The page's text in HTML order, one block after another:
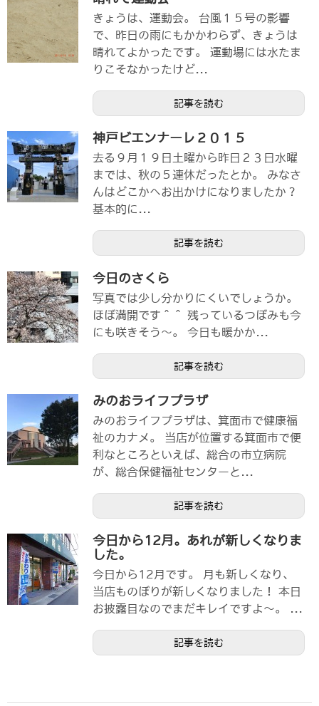
きょうは、運動会。 台風１５号の影響
で、昨日の雨にもかかわらず、きょうは
晴れてよかったです。 運動場には水たま
りこそなかったけど...
記事を読む
神戸ビエンナーレ２０１５
去る９月１９日土曜から昨日２３日水曜
までは、秋の５連休だったとか。 みなさ
んはどこかへお出かけになりましたか？
基本的に...
記事を読む
今日のさくら
写真では少し分かりにくいでしょうか。
ほぼ満開です＾＾ 残っているつぼみも今
にも咲きそう～。 今日も暖かか...
記事を読む
みのおライフプラザ
みのおライフプラザは、箕面市で健康福
祉のカナメ。 当店が位置する箕面市で便
利なところといえば、総合の市立病院
が、総合保健福祉センターと...
記事を読む
今日から12月。あれが新しくなりま
した。
今日から12月です。 月も新しくなり、
当店ものぼりが新しくなりました！ 本日
お披露目なのでまだキレイですよ～。 ...
記事を読む